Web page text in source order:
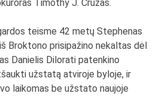
Timothy J. Cruzas.
teisme 42 metų Stephenas
Broktono prisipažino nekaltas dėl
Danielis Dilorati patenkino
užstatą atviroje byloje, ir
laikomas be užstato naujoje